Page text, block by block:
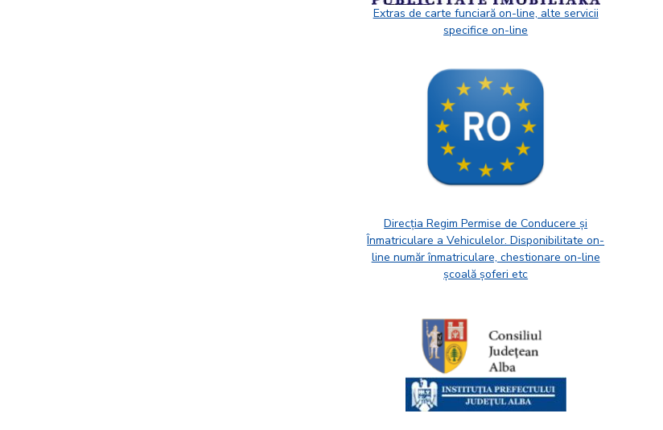
Extras de carte funciară on-line, alte servicii
specifice on-line
Direcția Regim Permise de Conducere și
Înmatriculare a Vehiculelor. Disponibilitate on-
line număr înmatriculare, chestionare on-line
școală șoferi etc